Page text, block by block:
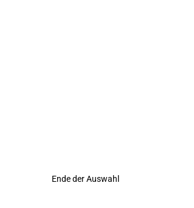
Ende der Auswahl